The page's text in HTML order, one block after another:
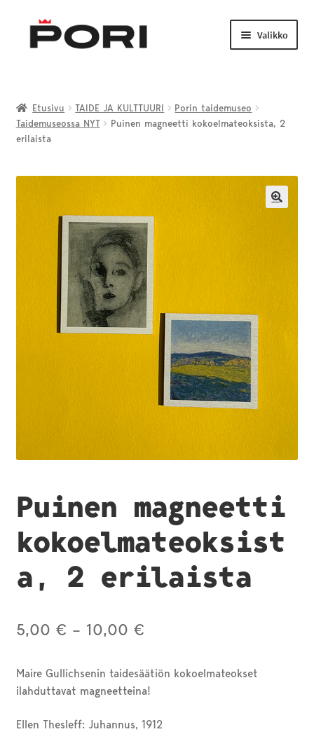
navigointiin
sisältöön
Valikko
tason
LIIKUNTA JA NUORISO
tason
PORI-TUOTTEET
Etusivu TAIDE JA KULTTUURI
Porin taidemuseo
Taidemuseossa NYT
Puinen magneetti kokoelmateoksista, 2
erilaista
Puinen magneetti
kokoelmateoksist
a, 2 erilaista
5,00 € – 10,00 €Hintaluokka:
–
Maire Gullichsenin taidesäätiön kokoelmateokset
ilahduttavat magneetteina!
Ellen Thesleff: Juhannus, 1912